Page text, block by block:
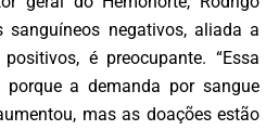
negativos, aliada a
é preocupante. “Essa
porque a demanda por sangue
mas as doações estão